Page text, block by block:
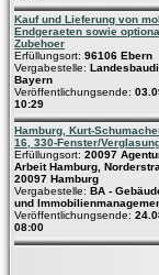
Kauf und Lieferung von
Endgeraeten sowie
Zubehoer
Erfüllungsort: 96106 Ebern
Vergabestelle:
Bayern
Veröffentlichungsende:
10:29
Hamburg, Kurt-
16, 330-Fenster/
Erfüllungsort: 20097
Arbeit Hamburg,
20097 Hamburg
Vergabestelle: BA -
und
Veröffentlichungsende:
08:00